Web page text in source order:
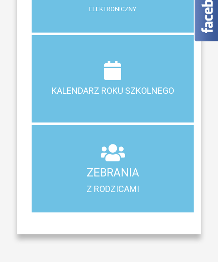
ELEKTRONICZNY
KALENDARZ ROKU SZKOLNEGO
KALENDARZ ROKU SZKOLNEGO
Terminy ferii, matur, zebrań i klasyfikacji
ZEBRANIA
Z RODZICAMI
Z RODZICAMI
Harmonogram spotkań i konsultacji z rodzicami